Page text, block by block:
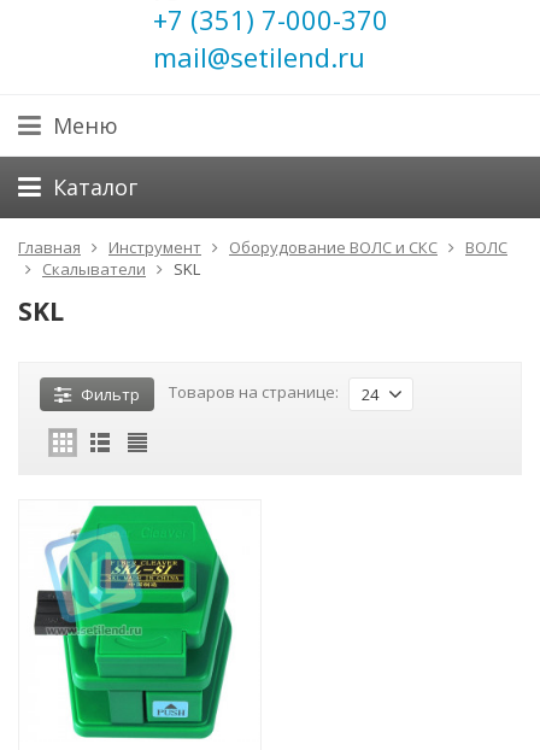
+7 (351) 7-000-370
mail@setilend.ru
Меню
Каталог
Главная Инструмент Оборудование ВОЛС и СКС
ВОЛС
Скалыватели
SKL
SKL
Фильтр Товаров на странице: 24